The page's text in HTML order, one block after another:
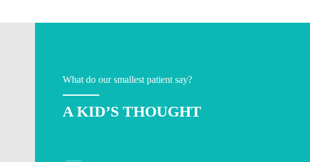
What do our smallest patient say?
A KID’S THOUGHT